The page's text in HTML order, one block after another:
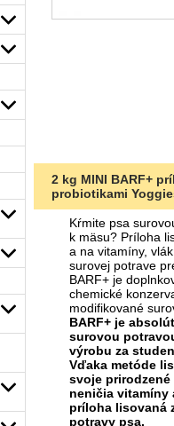
2 kg MINI BARF+
probiotikami
Kŕmite psa
k mäsu? Príloha
a na vitamíny,
surovej potrave
BARF+ je
chemické
modifikované
BARF+ je
surovou
výrobu za
Vďaka metóde
svoje
neničia vitamíny
príloha lisovaná
potravy psa.